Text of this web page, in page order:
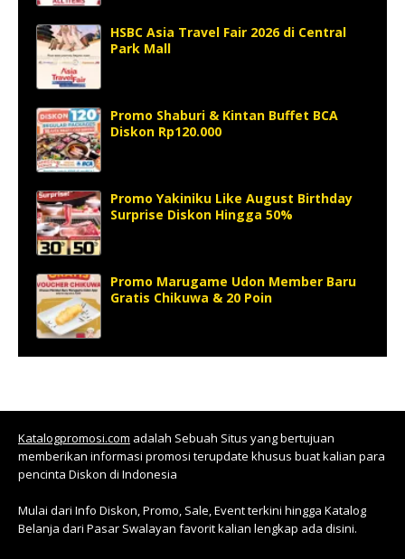
HSBC Asia Travel Fair 2026 di Central
Park Mall
Promo Shaburi & Kintan Buffet BCA
Diskon Rp120.000
Promo Yakiniku Like August Birthday
Surprise Diskon Hingga 50%
Promo Marugame Udon Member Baru
Gratis Chikuwa & 20 Poin
Katalogpromosi.com adalah Sebuah Situs yang bertujuan
memberikan informasi promosi terupdate khusus buat kalian para
pencinta Diskon di Indonesia
Mulai dari Info Diskon, Promo, Sale, Event terkini hingga Katalog
Belanja dari Pasar Swalayan favorit kalian lengkap ada disini.